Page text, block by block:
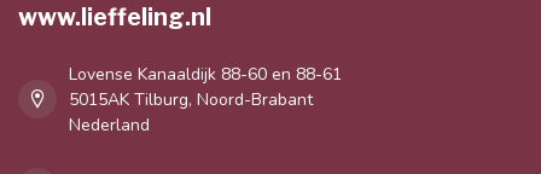
www.lieffeling.nl
Lovense Kanaaldijk 88-60 en 88-61
5015AK Tilburg, Noord-Brabant
Nederland